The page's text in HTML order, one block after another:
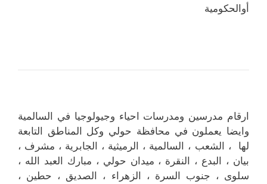
أوالحكومية
ارقام مدرسين ومدرسات احياء وجيولوجيا في السالمية
وايضا يعملون في محافظة حولي وكل المناطق التابعة
لها ، الشعب ، السالمية ، الرميثية ، الجابرية ، مشرف ،
بيان ، البدع ، النقرة ، ميدان حولي ، مبارك العبد الله ،
سلوى ، جنوب السرة ، الزهراء ، الصديق ، حطين ،